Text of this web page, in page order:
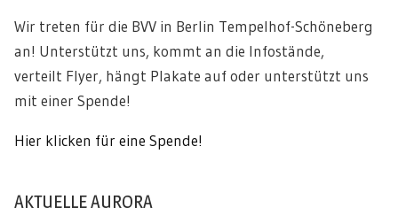
Wir treten für die BVV in Berlin Tempelhof-Schöneberg
an! Unterstützt uns, kommt an die Infostände,
verteilt Flyer, hängt Plakate auf oder unterstützt uns
mit einer Spende!
Hier klicken für eine Spende!
AKTUELLE AURORA